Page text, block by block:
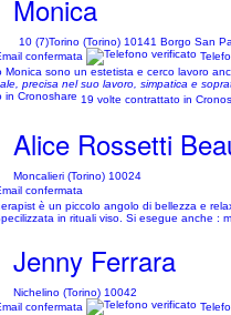
Monica
10 (7)Torino (Torino) 10141 Borgo San
confermata
Monica sono un estetista e cerco lavoro
precisa nel suo lavoro, simpatica e
19 volte contrattato in
Alice Rossetti
Moncalieri (Torino) 10024
confermata
è un piccolo angolo di bellezza e
in rituali viso. Si esegue anche :
Jenny Ferrara
Nichelino (Torino) 10042
confermata